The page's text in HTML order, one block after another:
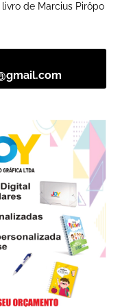
livro de Marcius Pirôpo